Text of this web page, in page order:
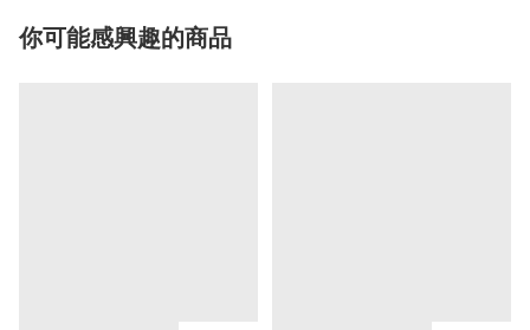
你可能感興趣的商品